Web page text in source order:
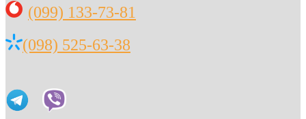
(099) 133-73-81
(098) 525-63-38